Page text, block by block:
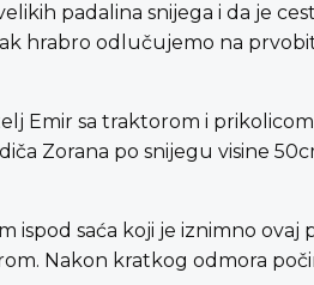
padalina snijega i da je
hrabro odlučujemo na
Emir sa traktorom i
Zorana po snijegu visine
saća koji je iznimno ovaj
Nakon kratkog odmora